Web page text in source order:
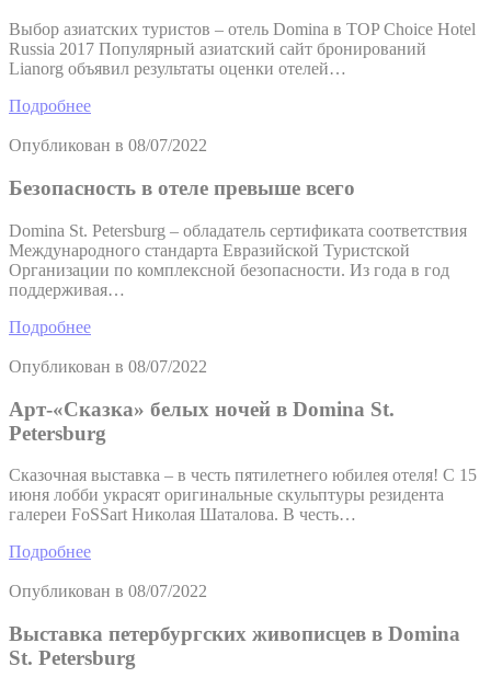
Выбор азиатских туристов – отель Domina в TOP Choice Hotel
Russia 2017 Популярный азиатский сайт бронирований
Lianorg объявил результаты оценки отелей…
Подробнее
Опубликован в 08/07/2022
Безопасность в отеле превыше всего
Domina St. Petersburg – обладатель сертификата соответствия
Международного стандарта Евразийской Туристской
Организации по комплексной безопасности. Из года в год
поддерживая…
Подробнее
Опубликован в 08/07/2022
Арт-«Сказка» белых ночей в Domina St.
Petersburg
Сказочная выставка – в честь пятилетнего юбилея отеля! С 15
июня лобби украсят оригинальные скульптуры резидента
галереи FoSSart Николая Шаталова. В честь…
Подробнее
Опубликован в 08/07/2022
Выставка петербургских живописцев в Domina
St. Petersburg